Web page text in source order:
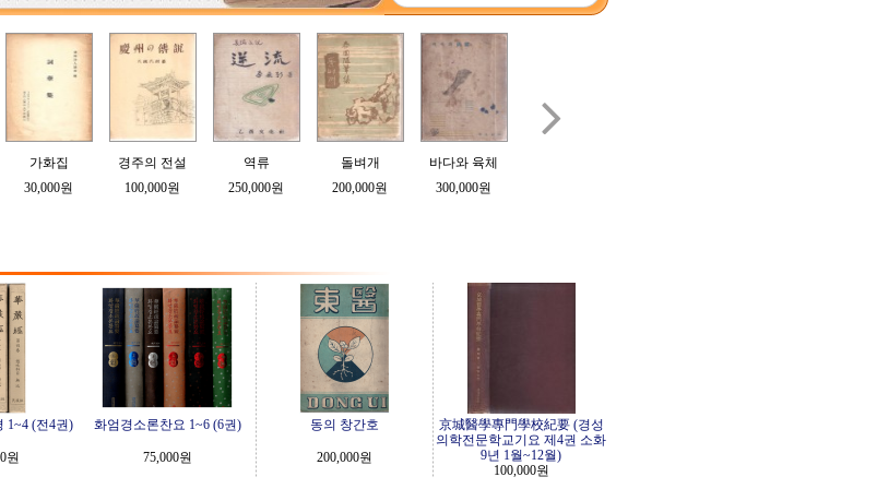
가화집
30,000원
경주의 전설
100,000원
역류
250,000원
돌벼개
200,000원
바다와 육체
300,000원

1~4 (전4권)
원
화엄경소론찬요 1~6 (6권)
75,000원
동의 창간호
200,000원
京城醫學專門學校紀要 (경성
의학전문학교기요 제4권 소화
9년 1월~12월)
100,000원